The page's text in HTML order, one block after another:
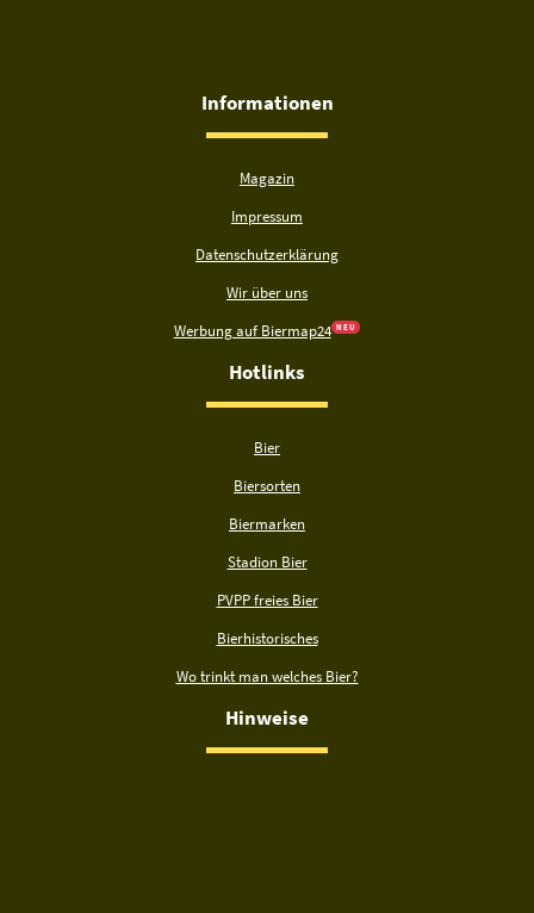
Informationen
Magazin
Impressum
Datenschutzerklärung
Wir über uns
Werbung auf Biermap24 N E U
Hotlinks
Bier
Biersorten
Biermarken
Stadion Bier
PVPP freies Bier
Bierhistorisches
Wo trinkt man welches Bier?
Hinweise